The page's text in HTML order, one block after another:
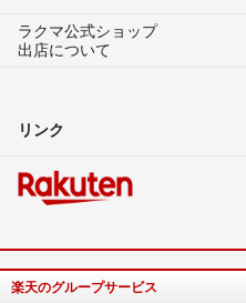
ラクマ公式ショップ
出店について
リンク
楽天のグループサービス